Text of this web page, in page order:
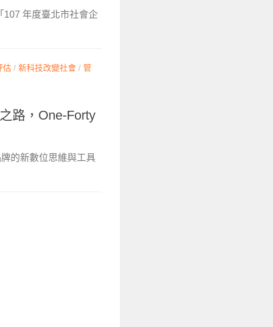
107 年度臺北市社會企
估 / 新科技改變社會 / 管
路，One-Forty
的新數位思維與工具